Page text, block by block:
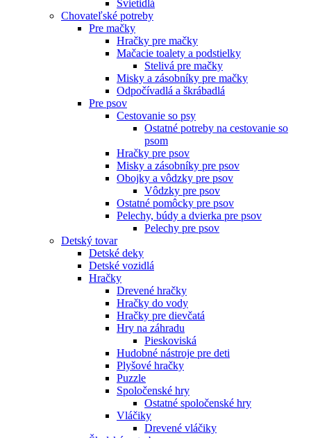
Svietidlá
Chovateľské potreby
Pre mačky
Hračky pre mačky
Mačacie toalety a podstielky
Stelivá pre mačky
Misky a zásobníky pre mačky
Odpočívadlá a škrábadlá
Pre psov
Cestovanie so psy
Ostatné potreby na cestovanie so
psom
Hračky pre psov
Misky a zásobníky pre psov
Obojky a vôdzky pre psov
Vôdzky pre psov
Ostatné pomôcky pre psov
Pelechy, búdy a dvierka pre psov
Pelechy pre psov
Detský tovar
Detské deky
Detské vozidlá
Hračky
Drevené hračky
Hračky do vody
Hračky pre dievčatá
Hry na záhradu
Pieskoviská
Hudobné nástroje pre deti
Plyšové hračky
Puzzle
Spoločenské hry
Ostatné spoločenské hry
Vláčiky
Drevené vláčiky